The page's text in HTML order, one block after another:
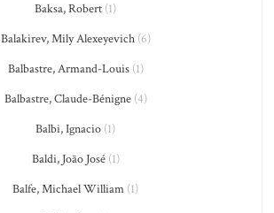
Baksa, Robert (1)
Balakirev, Mily Alexeyevich(6)
Balbastre, Armand-Louis(1)
Balbastre, Claude-Bénigne(4)
Balbi, Ignacio (1)
Baldi, João José(1)
Balfe, Michael William (1)